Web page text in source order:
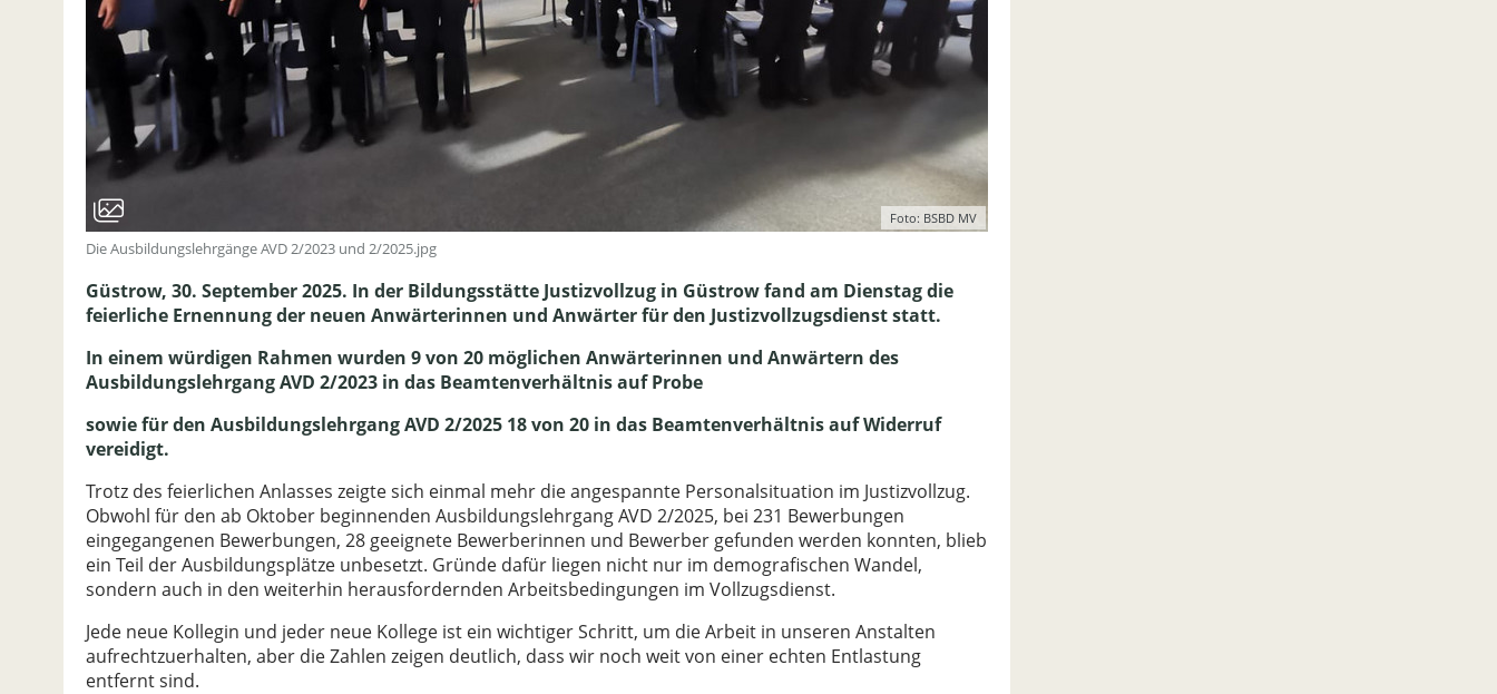
Foto: BSBD MV
Die Ausbildungslehrgänge AVD 2/2023 und 2/2025.jpg
Güstrow, 30. September 2025. In der Bildungsstätte Justizvollzug in Güstrow fand am Dienstag die
feierliche Ernennung der neuen Anwärterinnen und Anwärter für den Justizvollzugsdienst statt.
In einem würdigen Rahmen wurden 9 von 20 möglichen Anwärterinnen und Anwärtern des
Ausbildungslehrgang AVD 2/2023 in das Beamtenverhältnis auf Probe
sowie für den Ausbildungslehrgang AVD 2/2025 18 von 20 in das Beamtenverhältnis auf Widerruf
vereidigt.
Trotz des feierlichen Anlasses zeigte sich einmal mehr die angespannte Personalsituation im Justizvollzug.
Obwohl für den ab Oktober beginnenden Ausbildungslehrgang AVD 2/2025, bei 231 Bewerbungen
eingegangenen Bewerbungen, 28 geeignete Bewerberinnen und Bewerber gefunden werden konnten, blieb
ein Teil der Ausbildungsplätze unbesetzt. Gründe dafür liegen nicht nur im demografischen Wandel,
sondern auch in den weiterhin herausfordernden Arbeitsbedingungen im Vollzugsdienst.
Jede neue Kollegin und jeder neue Kollege ist ein wichtiger Schritt, um die Arbeit in unseren Anstalten
aufrechtzuerhalten, aber die Zahlen zeigen deutlich, dass wir noch weit von einer echten Entlastung
entfernt sind.